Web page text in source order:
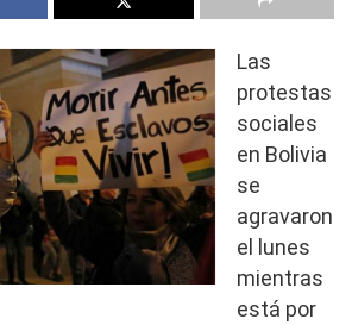
Las
protestas
sociales
en Bolivia
se
agravaron
el lunes
mientras
está por